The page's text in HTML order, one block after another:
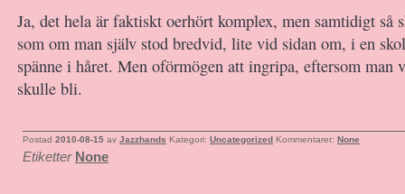
Ja, det hela är faktiskt oerhört komplex, men samtidigt så
som om man själv stod bredvid, lite vid sidan om, i en
spänne i håret. Men oförmögen att ingripa, eftersom man
skulle bli.
Postad 2010-08-15 av Jazzhands Kategori: Uncategorized Kommentarer: None
Etiketter None